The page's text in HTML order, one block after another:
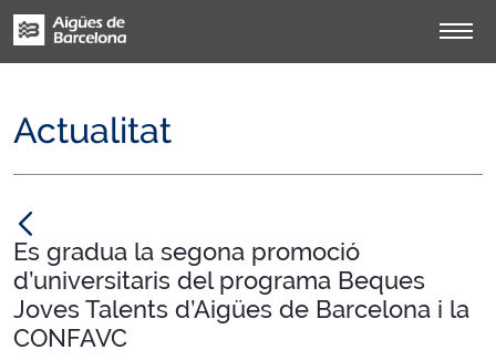
Actualitat
Es gradua la segona promoció
d’universitaris del programa Beques
Joves Talents d’Aigües de Barcelona i la
CONFAVC